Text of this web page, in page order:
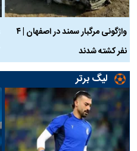
واژگونی مرگبار سمند در اصفهان | ۴
نفر کشته شدند
لیگ برتر